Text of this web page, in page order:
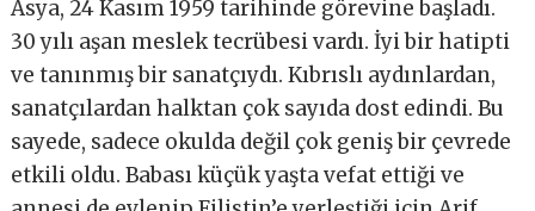
Asya, 24 Kasım 1959 tarihinde görevine başladı.
30 yılı aşan meslek tecrübesi vardı. İyi bir hatipti
ve tanınmış bir sanatçıydı. Kıbrıslı aydınlardan,
sanatçılardan halktan çok sayıda dost edindi. Bu
sayede, sadece okulda değil çok geniş bir çevrede
etkili oldu. Babası küçük yaşta vefat ettiği ve